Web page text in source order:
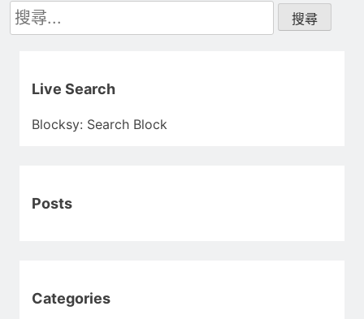
搜
尋
Live Search
Blocksy: Search Block
Posts
Categories